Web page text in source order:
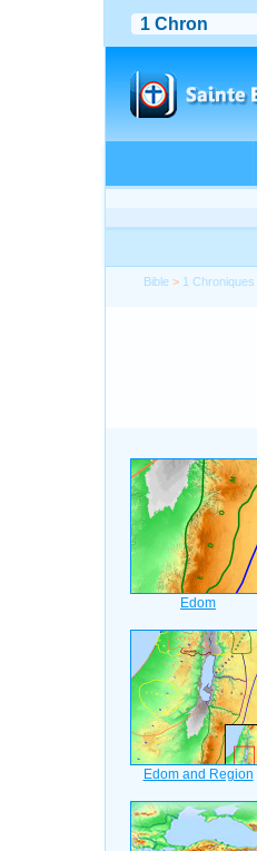
Bible > 1 Chroniques